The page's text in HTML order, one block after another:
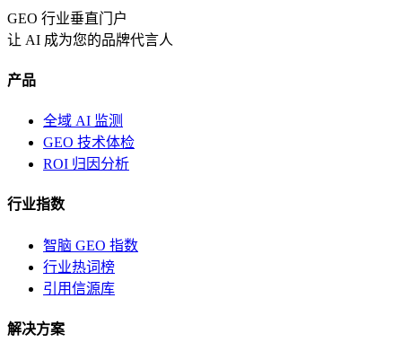
GEO 行业垂直门户
让 AI 成为您的品牌代言人
产品
全域 AI 监测
GEO 技术体检
ROI 归因分析
行业指数
智脑 GEO 指数
行业热词榜
引用信源库
解决方案